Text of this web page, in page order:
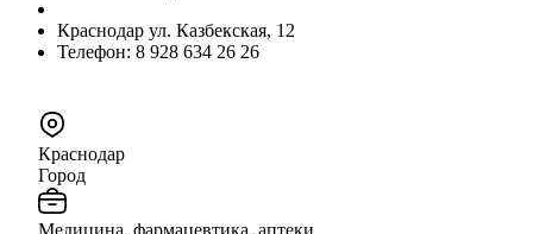
Краснодар ул. Казбекская, 12
Телефон: 8 928 634 26 26
Краснодар
Город
Медицина, фармацевтика, аптеки